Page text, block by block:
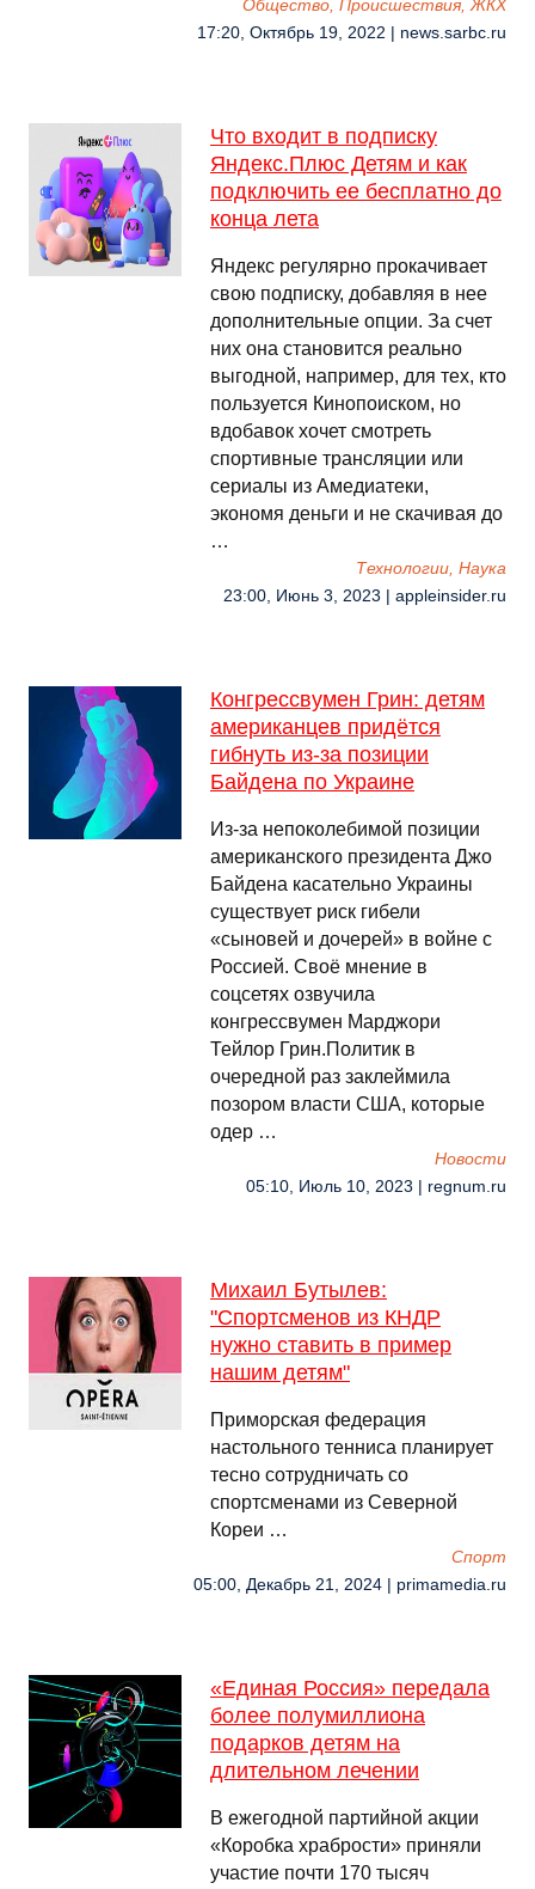
Общество, Происшествия, ЖКХ
17:20, Октябрь 19, 2022 | news.sarbc.ru
Что входит в подписку
Яндекс.Плюс Детям и как
подключить ее бесплатно до
конца лета
Яндекс регулярно прокачивает
свою подписку, добавляя в нее
дополнительные опции. За счет
них она становится реально
выгодной, например, для тех, кто
пользуется Кинопоиском, но
вдобавок хочет смотреть
спортивные трансляции или
сериалы из Амедиатеки,
экономя деньги и не скачивая до
…
Технологии, Наука
23:00, Июнь 3, 2023 | appleinsider.ru
Конгрессвумен Грин: детям
американцев придётся
гибнуть из-за позиции
Байдена по Украине
Из-за непоколебимой позиции
американского президента Джо
Байдена касательно Украины
существует риск гибели
«сыновей и дочерей» в войне с
Россией. Своё мнение в
соцсетях озвучила
конгрессвумен Марджори
Тейлор Грин.Политик в
очередной раз заклеймила
позором власти США, которые
одер …
Новости
05:10, Июль 10, 2023 | regnum.ru
Михаил Бутылев:
"Спортсменов из КНДР
нужно ставить в пример
нашим детям"
Приморская федерация
настольного тенниса планирует
тесно сотрудничать со
спортсменами из Северной
Кореи …
Спорт
05:00, Декабрь 21, 2024 | primamedia.ru
«Единая Россия» передала
более полумиллиона
подарков детям на
длительном лечении
В ежегодной партийной акции
«Коробка храбрости» приняли
участие почти 170 тысяч